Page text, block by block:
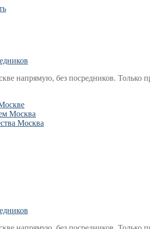
напрямую, без посредников. Только
Москва
Москва